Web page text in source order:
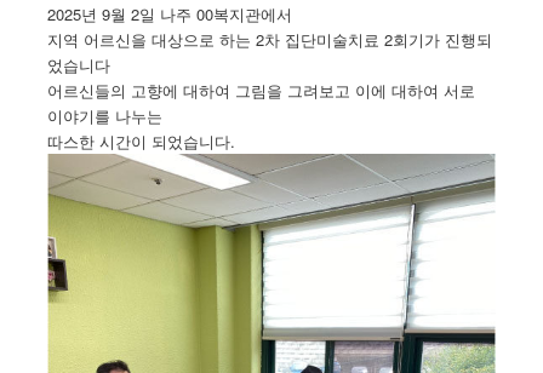
2025년 9월 2일 나주 00복지관에서
지역 어르신을 대상으로 하는 2차 집단미술치료 2회기가 진행되
었습니다
어르신들의 고향에 대하여 그림을 그려보고 이에 대하여 서로
이야기를 나누는
따스한 시간이 되었습니다.